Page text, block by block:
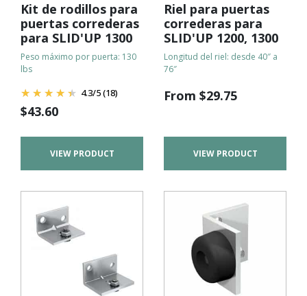
Kit de rodillos para
puertas correderas
para SLID'UP 1300
Peso máximo por puerta: 130
lbs
4.3/5(18)
$43.60
VIEW PRODUCT
Riel para puertas
correderas para
SLID'UP 1200, 1300
Longitud del riel: desde 40″ a
76″
From $29.75
VIEW PRODUCT